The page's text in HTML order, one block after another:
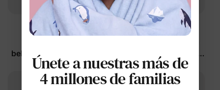
Nube de Bambú
bebé/niño pequeño de 2
piezas con calabazas
sonrientes
$19.99
Nube de Bambú
con unicornios
$19.99
Únete a nuestras más de
4 millones de familias